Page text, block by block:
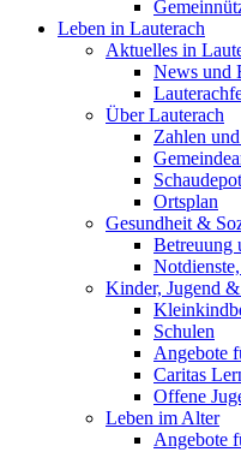
Leben in Lauterach
Aktuelles in
News und
Über Lauterach
Zahlen
Schaudepot
Ortsplan
Gesundheit &
Betreuung
Kinder, Jugend
Schulen
Angebote
Caritas
Offene
Leben im Alter
Angebote